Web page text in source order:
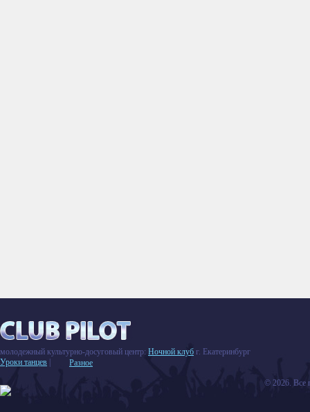
молодежный культурно-досуговый центр: Ночной клуб г. Екатеринбург
Уроки танцев
Разное
© 2026. Все